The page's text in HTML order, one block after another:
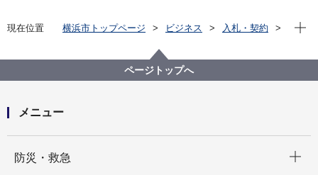
現在位置 横浜市トップページ ビジネス
入札・契約
選挙管理委員会事務局
【終了】【公募型指名競争入札】ＷＥＢを活用した広
告掲出委託
現在
ページトップへ
メニュー
防災・救急